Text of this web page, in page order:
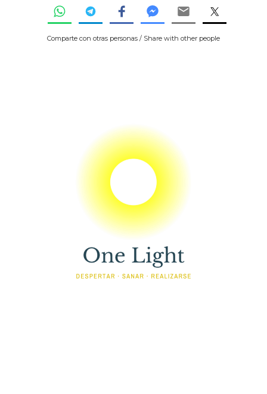
Comparte con otras personas / Share with other people